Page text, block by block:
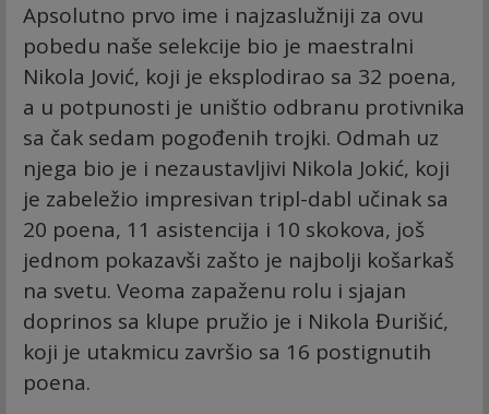
Apsolutno prvo ime i najzaslužniji za ovu
pobedu naše selekcije bio je maestralni
Nikola Jović, koji je eksplodirao sa 32 poena,
a u potpunosti je uništio odbranu protivnika
sa čak sedam pogođenih trojki. Odmah uz
njega bio je i nezaustavljivi Nikola Jokić, koji
je zabeležio impresivan tripl-dabl učinak sa
20 poena, 11 asistencija i 10 skokova, još
jednom pokazavši zašto je najbolji košarkaš
na svetu. Veoma zapaženu rolu i sjajan
doprinos sa klupe pružio je i Nikola Đurišić,
koji je utakmicu završio sa 16 postignutih
poena.